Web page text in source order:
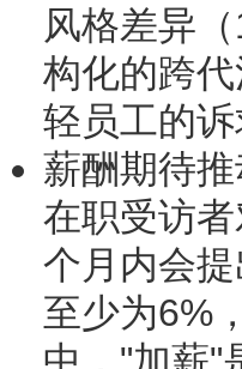
风格差异
构化的跨
轻员工的诉
薪酬期待
在职受访
个月内会
至少为6%